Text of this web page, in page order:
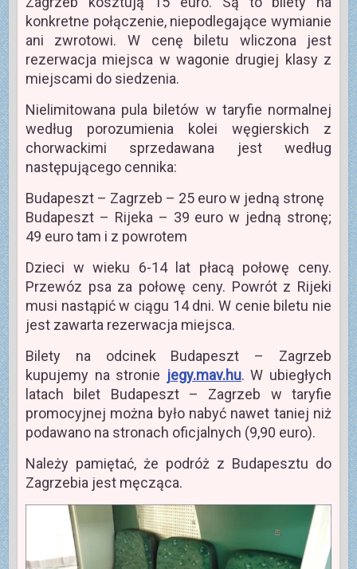
konkretne połączenie, niepodlegające wymianie
ani zwrotowi. W cenę biletu wliczona jest
rezerwacja miejsca w wagonie drugiej klasy z
miejscami do siedzenia.
Nielimitowana pula biletów w taryfie normalnej
według porozumienia kolei węgierskich z
chorwackimi sprzedawana jest według
następującego cennika:
Budapeszt – Zagrzeb – 25 euro w jedną stronę
Budapeszt – Rijeka – 39 euro w jedną stronę;
49 euro tam i z powrotem
Dzieci w wieku 6-14 lat płacą połowę ceny.
Przewóz psa za połowę ceny. Powrót z Rijeki
musi nastąpić w ciągu 14 dni. W cenie biletu nie
jest zawarta rezerwacja miejsca.
Bilety na odcinek Budapeszt – Zagrzeb
kupujemy na stronie jegy.mav.hu. W ubiegłych
latach bilet Budapeszt – Zagrzeb w taryfie
promocyjnej można było nabyć nawet taniej niż
podawano na stronach oficjalnych (9,90 euro).
Należy pamiętać, że podróż z Budapesztu do
Zagrzebia jest męcząca.